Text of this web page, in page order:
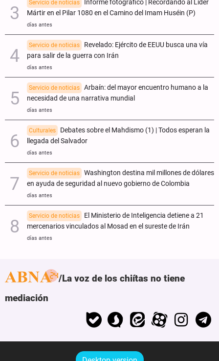
Servicio de noticias
Informe fotográfico | Recordando al Líder
Mártir en el Pilar 1080 en el Camino del Imam Huséin (P)
días antes
Servicio de noticias
Revelado: Ejército de EEUU busca una vía
para salir de la guerra con Irán
días antes
Servicio de noticias
Arbaín: del mayor encuentro humano a la
necesidad de una narrativa mundial
días antes
Culturales
Debates sobre el Mahdismo (1) | Todos esperan la
llegada del Salvador
días antes
Servicio de noticias
Washington destina mil millones de dólares
en ayuda de seguridad al nuevo gobierno de Colombia
días antes
Servicio de noticias
El Ministerio de Inteligencia detiene a 21
mercenarios vinculados al Mosad en el sureste de Irán
días antes
La voz de los chiítas no tiene
mediación